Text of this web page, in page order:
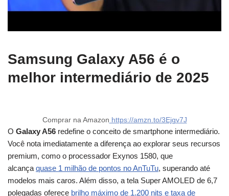
Samsung Galaxy A56 é o
melhor intermediário de 2025
Comprar na Amazon https://amzn.to/3Ejgv7J
O Galaxy A56 redefine o conceito de smartphone intermediário.
Você nota imediatamente a diferença ao explorar seus recursos
premium, como o processador Exynos 1580, que
alcança quase 1 milhão de pontos no AnTuTu, superando até
modelos mais caros. Além disso, a tela Super AMOLED de 6,7
polegadas oferece brilho máximo de 1.200 nits e taxa de